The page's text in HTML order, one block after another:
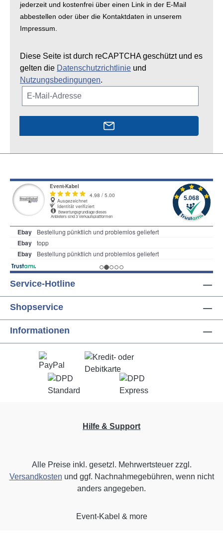
jederzeit und kostenfrei über einen Link in der E-Mail
abbestellen oder über die Kontaktdaten in unserem
Impressum.
Diese Seite ist durch reCAPTCHA geschützt und es
gelten die Datenschutzrichtlinie und
Nutzungsbedingungen.
Service-Hotline
Shopservice
Informationen
Hilfe & Support
Alle Preise inkl. gesetzl. Mehrwertsteuer zzgl.
Versandkosten und ggf. Nachnahmegebühren, wenn nicht
anders angegeben.
Event-Kabel & more